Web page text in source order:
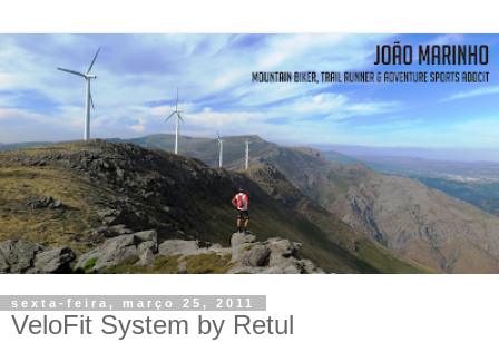
sexta-feira, março 25, 2011
VeloFit System by Retul